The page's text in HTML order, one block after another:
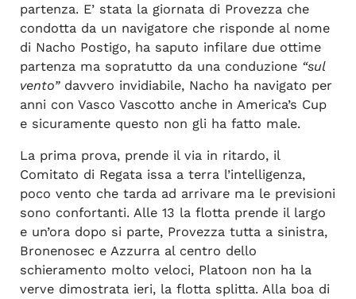
partenza. E’ stata la giornata di Provezza che
condotta da un navigatore che risponde al nome
di Nacho Postigo, ha saputo infilare due ottime
partenza ma sopratutto da una conduzione “sul
vento”davvero invidiabile, Nacho ha navigato per
anni con Vasco Vascotto anche in America’s Cup
e sicuramente questo non gli ha fatto male.
La prima prova, prende il via in ritardo, il
Comitato di Regata issa a terra l’intelligenza,
poco vento che tarda ad arrivare ma le previsioni
sono confortanti. Alle 13 la flotta prende il largo
e un’ora dopo si parte, Provezza tutta a sinistra,
Bronenosec e Azzurra al centro dello
schieramento molto veloci, Platoon non ha la
verve dimostrata ieri, la flotta splitta. Alla boa di